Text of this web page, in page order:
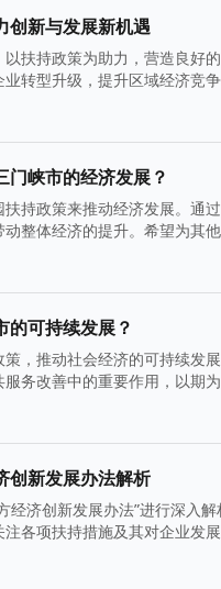
创新与发展新机遇
扶持政策为助力，营造良好
转型升级，提升区域经济竞
门峡市的经济发展？
持政策来推动经济发展。通
整体经济的提升。希望为其
的可持续发展？
，推动社会经济的可持续发
务改善中的重要作用，以期
创新发展办法解析
经济创新发展办法”进行深入
各项扶持措施及其对企业发